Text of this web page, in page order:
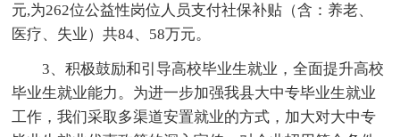
元,为262位公益性岗位人员支付社保补贴（含：养老、
医疗、失业）共84、58万元。
3、积极鼓励和引导高校毕业生就业，全面提升高校
毕业生就业能力。为进一步加强我县大中专毕业生就业
工作，我们采取多渠道安置就业的方式，加大对大中专